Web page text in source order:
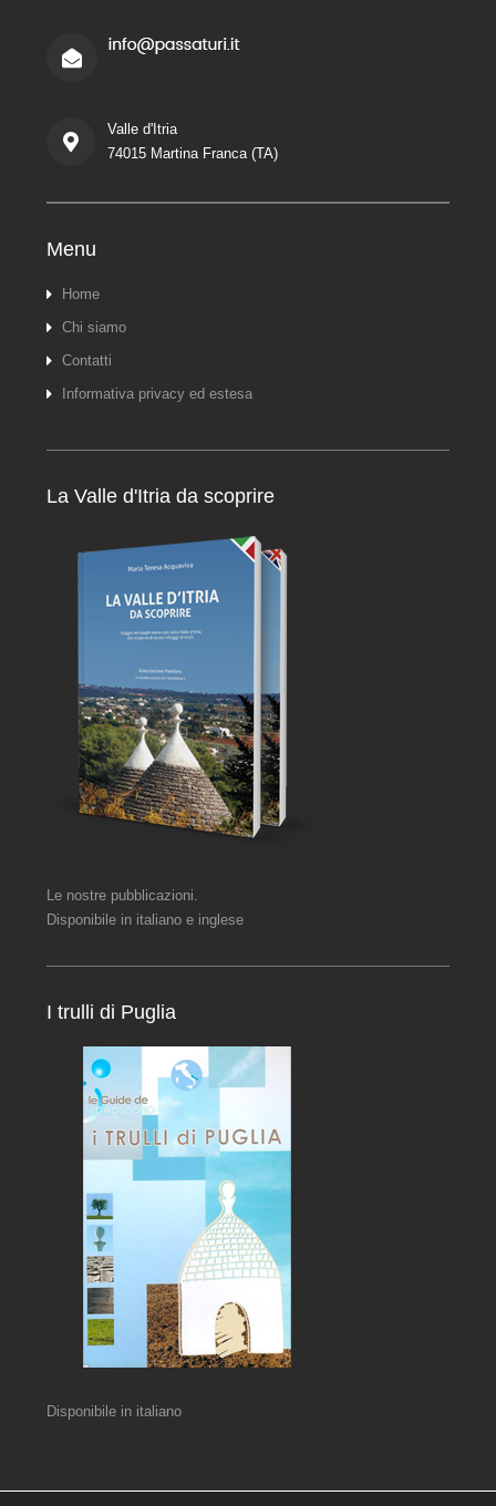
Valle d'Itria
74015 Martina Franca (TA)
Menu
Home
Chi siamo
Contatti
Informativa privacy ed estesa
La Valle d'Itria da scoprire
Le nostre pubblicazioni.
Disponibile in italiano e inglese
I trulli di Puglia
Disponibile in italiano